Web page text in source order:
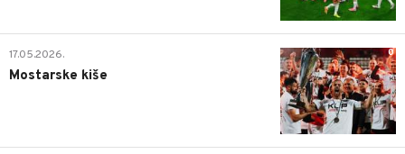
0
17.05.2026.
Mostarske kiše